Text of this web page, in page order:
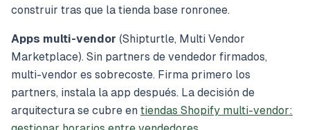
construir tras que la tienda base ronronee.
Apps multi-vendor (Shipturtle, Multi Vendor
Marketplace). Sin partners de vendedor firmados,
multi-vendor es sobrecoste. Firma primero los
partners, instala la app después. La decisión de
arquitectura se cubre en tiendas Shopify multi-vendor: